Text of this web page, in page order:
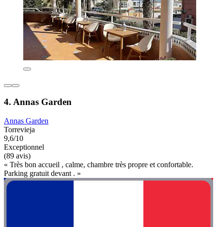
4. Annas Garden
Annas Garden
Torrevieja
9,6/10
Exceptionnel
(89 avis)
« Très bon accueil , calme, chambre très propre et confortable.
Parking gratuit devant . »